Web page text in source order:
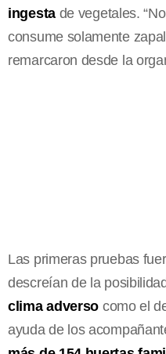
ingestade vegetales.
consume solamente
remarcaron desde la
Las primeras pruebas
descreían de la
clima adverso como el
ayuda de los